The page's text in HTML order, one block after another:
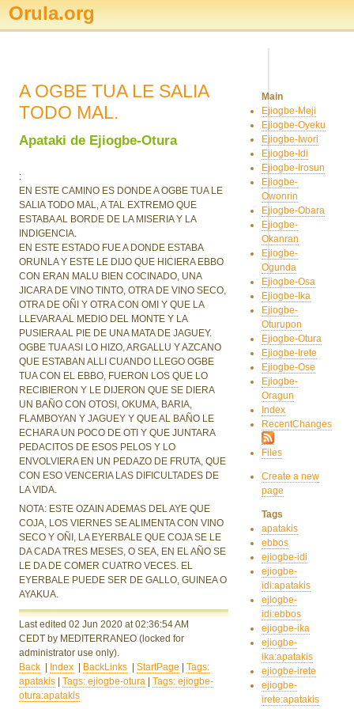
Orula.org
A OGBE TUA LE SALIA
TODO MAL.
Apataki de Ejiogbe-Otura
:
EN ESTE CAMINO ES DONDE A OGBE TUA LE
SALIA TODO MAL, A TAL EXTREMO QUE
ESTABA AL BORDE DE LA MISERIA Y LA
INDIGENCIA.
EN ESTE ESTADO FUE A DONDE ESTABA
ORUNLA Y ESTE LE DIJO QUE HICIERA EBBO
CON ERAN MALU BIEN COCINADO, UNA
JICARA DE VINO TINTO, OTRA DE VINO SECO,
OTRA DE OÑI Y OTRA CON OMI Y QUE LA
LLEVARA AL MEDIO DEL MONTE Y LA
PUSIERA AL PIE DE UNA MATA DE JAGUEY.
OGBE TUA ASI LO HIZO, ARGALLU Y AZCANO
QUE ESTABAN ALLI CUANDO LLEGO OGBE
TUA CON EL EBBO, FUERON LOS QUE LO
RECIBIERON Y LE DIJERON QUE SE DIERA
UN BAÑO CON OTOSI, OKUMA, BARIA,
FLAMBOYAN Y JAGUEY Y QUE AL BAÑO LE
ECHARA UN POCO DE OTI Y QUE JUNTARA
PEDACITOS DE ESOS PELOS Y LO
ENVOLVIERA EN UN PEDAZO DE FRUTA, QUE
CON ESO VENCERIA LAS DIFICULTADES DE
LA VIDA.
NOTA: ESTE OZAIN ADEMAS DEL AYE QUE
COJA, LOS VIERNES SE ALIMENTA CON VINO
SECO Y OÑI, LA EYERBALE QUE COJA SE LE
DA CADA TRES MESES, O SEA, EN EL AÑO SE
LE DA DE COMER CUATRO VECES. EL
EYERBALE PUEDE SER DE GALLO, GUINEA O
AYAKUA.
Last edited 02 Jun 2020at 02:36:54 AM
CEDTby MEDITERRANEO(locked for
administrator use only).
Back | Index | BackLinks |StartPage |Tags:
apatakis |Tags: ejiogbe-otura |Tags: ejiogbe-
otura:apatakis
Main
Ejiogbe-Meji
Ejiogbe-Oyeku
Ejiogbe-Iwori
Ejiogbe-Idi
Ejiogbe-Irosun
Ejiogbe-
Owonrin
Ejiogbe-Obara
Ejiogbe-
Okanran
Ejiogbe-
Ogunda
Ejiogbe-Osa
Ejiogbe-Ika
Ejiogbe-
Oturupon
Ejiogbe-Otura
Ejiogbe-Irete
Ejiogbe-Ose
Ejiogbe-
Oragun
Index
RecentChanges
Files
Create a new
page
Tags
apatakis
ebbos
ejiogbe-idi
ejiogbe-
idi:apatakis
ejiogbe-
idi:ebbos
ejiogbe-ika
ejiogbe-
ika:apatakis
ejiogbe-irete
ejiogbe-
irete:apatakis